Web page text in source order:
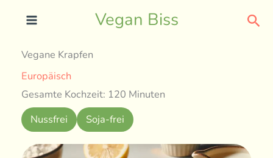
Vegan Biss
Vegane Krapfen
Europäisch
Gesamte Kochzeit: 120 Minuten
Nussfrei
Soja-frei